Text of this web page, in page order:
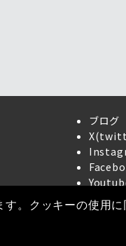
ブログ
。クッキーの使用